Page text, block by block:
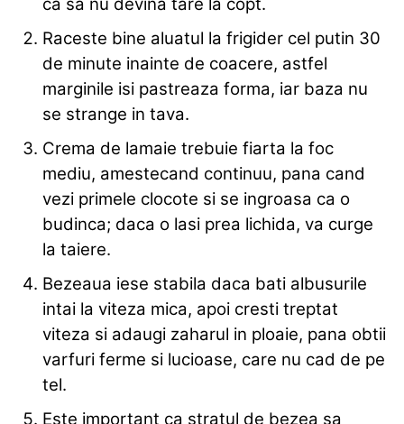
Raceste bine aluatul la frigider cel putin 30
de minute inainte de coacere, astfel
marginile isi pastreaza forma, iar baza nu
se strange in tava.
Crema de lamaie trebuie fiarta la foc
mediu, amestecand continuu, pana cand
vezi primele clocote si se ingroasa ca o
budinca; daca o lasi prea lichida, va curge
la taiere.
Bezeaua iese stabila daca bati albusurile
intai la viteza mica, apoi cresti treptat
viteza si adaugi zaharul in ploaie, pana obtii
varfuri ferme si lucioase, care nu cad de pe
tel.
Este important ca stratul de bezea sa